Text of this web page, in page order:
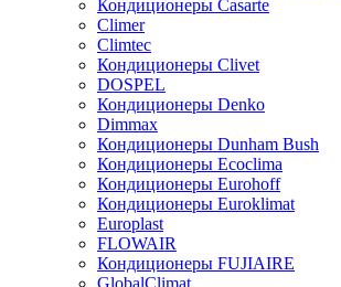
Кондиционеры Casarte
Climer
Climtec
Кондиционеры Clivet
DOSPEL
Кондиционеры Denko
Dimmax
Кондиционеры Dunham Bush
Кондиционеры Ecoclima
Кондиционеры Eurohoff
Кондиционеры Euroklimat
Europlast
FLOWAIR
Кондиционеры FUJIAIRE
GlobalClimat